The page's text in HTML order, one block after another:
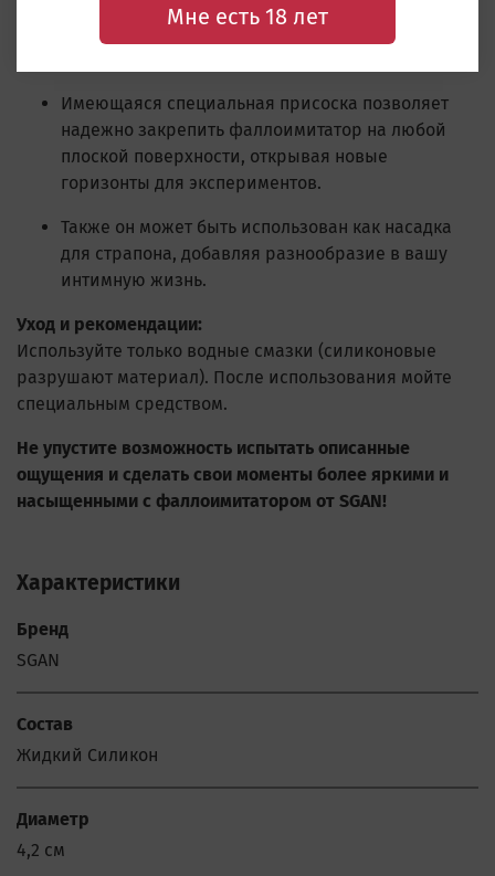
приближенных к реальным.
Имеющаяся специальная присоска позволяет
надежно закрепить фаллоимитатор на любой
плоской поверхности, открывая новые
горизонты для экспериментов.
Также он может быть использован как насадка
для страпона, добавляя разнообразие в вашу
интимную жизнь.
Уход и рекомендации:
Используйте только водные смазки (силиконовые
разрушают материал). После использования мойте
специальным средством.
Не упустите возможность испытать описанные
ощущения и сделать свои моменты более яркими и
насыщенными с фаллоимитатором от SGAN!
Характеристики
Бренд
SGAN
Состав
Жидкий Силикон
Диаметр
4,2 см
Мне есть 18 лет